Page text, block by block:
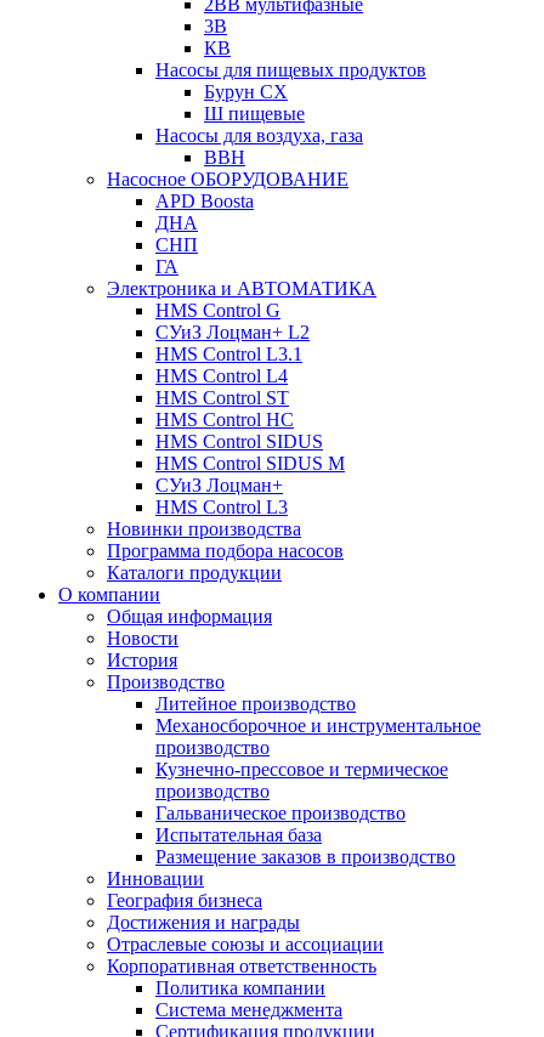
2ВВ мультифазные
3В
КВ
Насосы для пищевых продуктов
Бурун СХ
Ш пищевые
Насосы для воздуха, газа
ВВН
Насосное ОБОРУДОВАНИЕ
APD Boosta
ДНА
СНП
ГА
Электроника и АВТОМАТИКА
HMS Control G
СУиЗ Лоцман+ L2
HMS Control L3.1
HMS Control L4
HMS Control ST
HMS Control HC
HMS Control SIDUS
HMS Control SIDUS M
СУиЗ Лоцман+
HMS Control L3
Новинки производства
Программа подбора насосов
Каталоги продукции
О компании
Общая информация
Новости
История
Производство
Литейное производство
Механосборочное и инструментальное
производство
Кузнечно-прессовое и термическое
производство
Гальваническое производство
Испытательная база
Размещение заказов в производство
Инновации
География бизнеса
Достижения и награды
Отраслевые союзы и ассоциации
Корпоративная ответственность
Политика компании
Система менеджмента
Сертификация продукции